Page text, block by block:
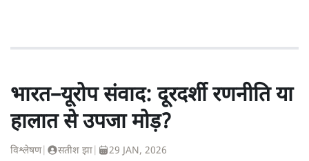
भारत–यूरोप संवाद: दूरदर्शी रणनीति या
हालात से उपजा मोड़?
विश्लेषण| सतीश झा 29 JAN, 2026